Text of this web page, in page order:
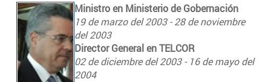
Ministro en Ministerio de Gobernación
19 de marzo del 2003 - 28 de noviembre
del 2003
Director General en TELCOR
02 de diciembre del 2003 - 16 de mayo del
2004